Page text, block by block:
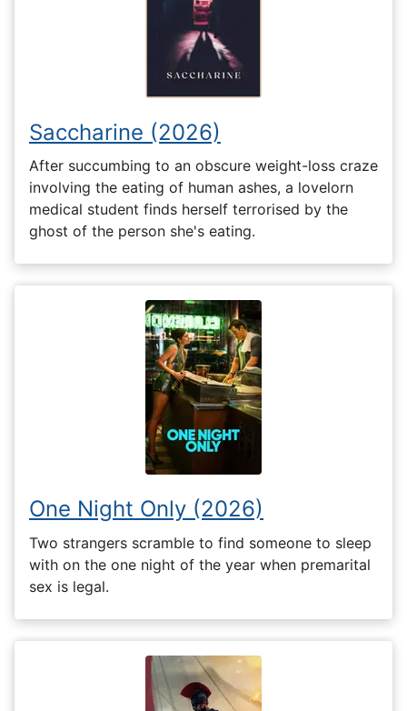
Saccharine (2026)
After succumbing to an obscure weight-loss craze
involving the eating of human ashes, a lovelorn
medical student finds herself terrorised by the
ghost of the person she's eating.
One Night Only (2026)
Two strangers scramble to find someone to sleep
with on the one night of the year when premarital
sex is legal.